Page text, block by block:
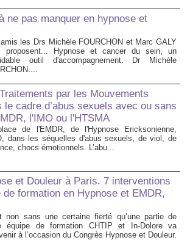
ne pas manquer en hypnose et
les Drs Michèle FOURCHON et Marc GALY
proposent... Hypnose et cancer du sein, un
outil d'accompagnement. Dr Michèle
par les Mouvements
cadre d’abus sexuels avec ou sans
l'IMO ou l'HTSMA
de l'EMDR, de l'Hypnose Ericksonienne,
dans les séquelles d'abus sexuels, de viol, de
chocs émotionnels. L’abu...
et Douleur à Paris. 7 interventions
de formation en Hypnose et EMDR,
non sans une certaine fierté qu’une partie de
équipe de formation CHTIP et In-Dolore va
à l’occasion du Congrès Hypnose et Douleur.